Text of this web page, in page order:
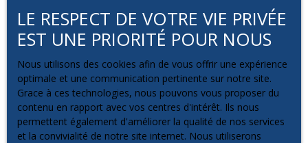
LE RESPECT DE VOTRE VIE PRIVÉE
EST UNE PRIORITÉ POUR NOUS
Nous utilisons des cookies afin de vous offrir une expérience
optimale et une communication pertinente sur notre site.
Grace à ces technologies, nous pouvons vous proposer du
contenu en rapport avec vos centres d'intérêt. Ils nous
permettent également d'améliorer la qualité de nos services
et la convivialité de notre site internet. Nous utiliserons